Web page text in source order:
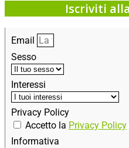
Iscriviti
Email
Sesso
Interessi
Privacy Policy
Accetto la Privacy Policy
Informativa